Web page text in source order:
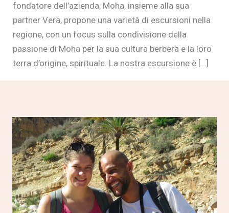
fondatore dell’azienda, Moha, insieme alla sua
partner Vera, propone una varietà di escursioni nella
regione, con un focus sulla condivisione della
passione di Moha per la sua cultura berbera e la loro
terra d’origine, spirituale. La nostra escursione è […]